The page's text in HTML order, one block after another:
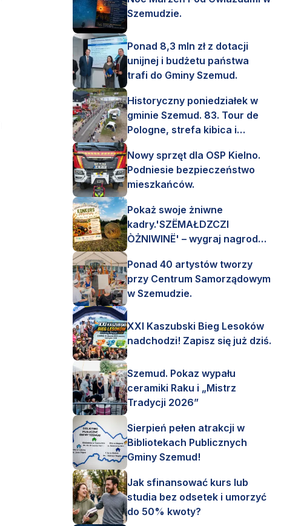
Szemudzie.
Ponad 8,3 mln zł z dotacji
unijnej i budżetu państwa
trafi do Gminy Szemud.
Historyczny poniedziałek w
gminie Szemud. 83. Tour de
Pologne, strefa kibica i
Nowy sprzęt dla OSP Kielno.
Podniesie bezpieczeństwo
mieszkańców.
Pokaż swoje żniwne
kadry.'SZËMAŁDZCZI
ÒŻNIWINË' – wygraj nagrody
Ponad 40 artystów tworzy
przy Centrum Samorządowym
w Szemudzie.
XXI Kaszubski Bieg Lesoków
nadchodzi! Zapisz się już dziś.
Szemud. Pokaz wypału
ceramiki Raku i „Mistrz
Tradycji 2026”
Sierpień pełen atrakcji w
Bibliotekach Publicznych
Gminy Szemud!
Jak sfinansować kurs lub
studia bez odsetek i umorzyć
do 50% kwoty?